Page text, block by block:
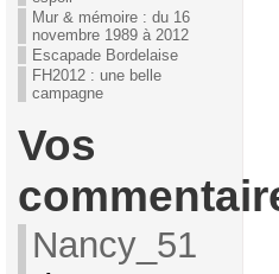
Mur & mémoire : du 16
novembre 1989 à 2012
Escapade Bordelaise
FH2012 : une belle
campagne
Vos
Nancy_51